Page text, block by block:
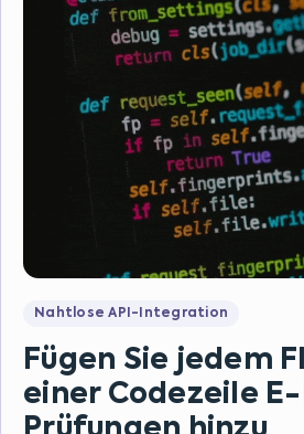
Nahtlose API-Integration
Fügen Sie jedem
einer Codezeile